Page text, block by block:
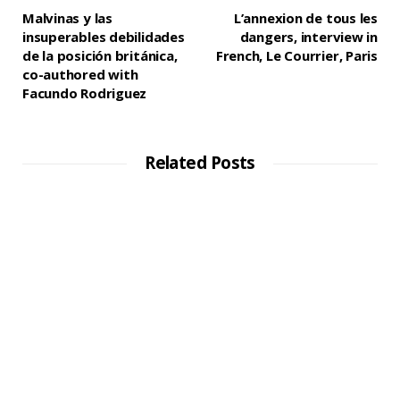
Malvinas y las
insuperables debilidades
de la posición británica,
co-authored with
Facundo Rodriguez
L’annexion de tous les
dangers, interview in
French, Le Courrier, Paris
Related Posts